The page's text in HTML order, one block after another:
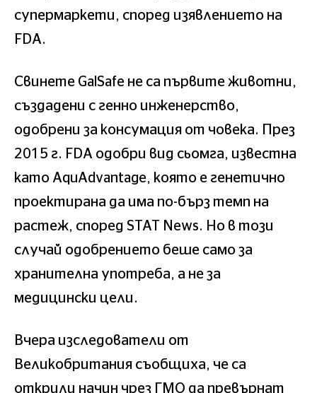
супермаркети, според изявлението на
FDA.
Свинете GalSafe не са първите животни,
създадени с генно инженерство,
одобрени за консумация от човека. През
2015 г. FDA одобри вид сьомга, известна
като AquAdvantage, която е генетично
проектирана да има по-бърз темп на
растеж, според STAT News. Но в този
случай одобрението беше само за
хранителна употреба, а не за
медицински цели.
Вчера изследователи от
Великобритания съобщиха, че са
открили начин чрез ГМО да превърнат